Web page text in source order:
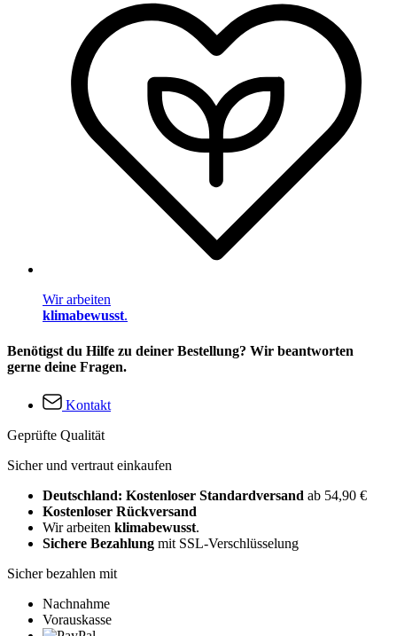
Wir arbeiten
klimabewusst.
Benötigst du Hilfe zu deiner Bestellung? Wir beantworten
gerne deine Fragen.
Kontakt
Geprüfte Qualität
Sicher und vertraut einkaufen
Deutschland: Kostenloser Standardversand ab 54,90 €
Kostenloser Rückversand
Wir arbeiten klimabewusst.
Sichere Bezahlung mit SSL-Verschlüsselung
Sicher bezahlen mit
Nachnahme
Vorauskasse